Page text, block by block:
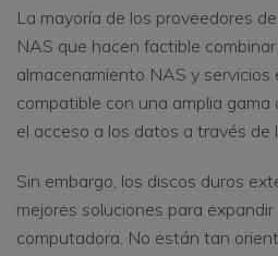
La mayoría de los proveedores
NAS que hacen factible
almacenamiento NAS y servicios
compatible con una amplia
el acceso a los datos a través de
Sin embargo, los discos duros
mejores soluciones para
computadora. No están tan